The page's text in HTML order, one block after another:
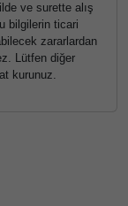
ve surette alış
bilgilerin ticari
zararlardan
Lütfen diğer
kurunuz.